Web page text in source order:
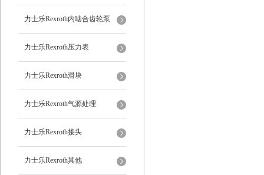
力士乐Rexroth内啮合齿轮泵
力士乐Rexroth压力表
力士乐Rexroth滑块
力士乐Rexroth气源处理
力士乐Rexroth接头
力士乐Rexroth其他